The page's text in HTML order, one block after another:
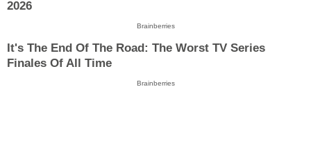
2026
Brainberries
It's The End Of The Road: The Worst TV Series
Finales Of All Time
Brainberries